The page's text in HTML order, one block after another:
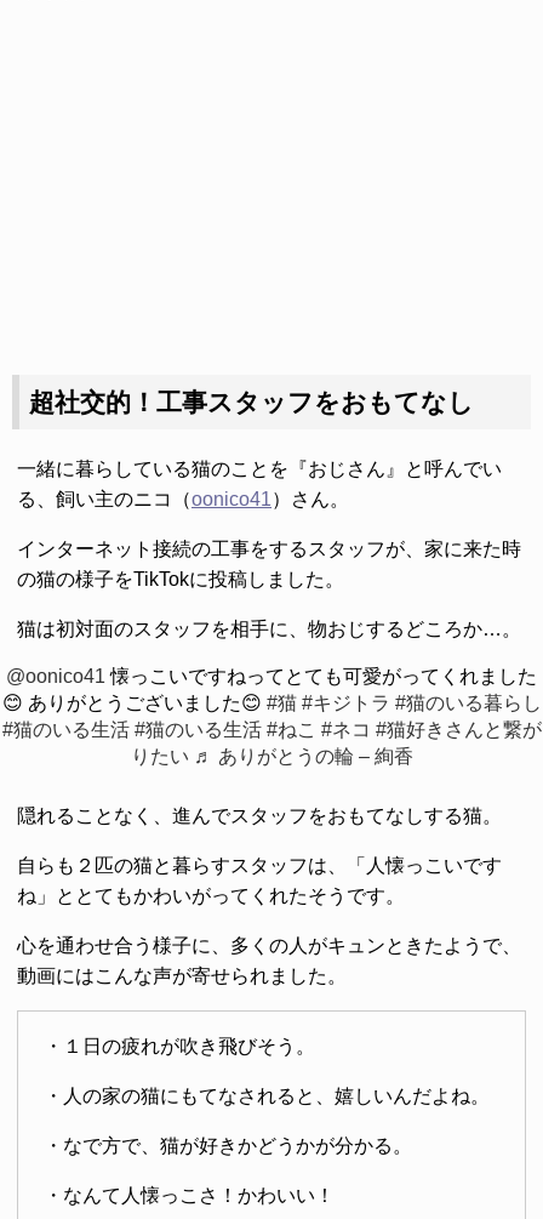
超社交的！工事スタッフをおもてなし
一緒に暮らしている猫のことを『おじさん』と呼んでい
る、飼い主のニコ（oonico41）さん。
インターネット接続の工事をするスタッフが、家に来た時
の猫の様子をTikTokに投稿しました。
猫は初対面のスタッフを相手に、物おじするどころか…。
@oonico41 懐っこいですねってとても可愛がってくれました
😊 ありがとうございました😊 #猫 #キジトラ #猫のいる暮らし
#猫のいる生活 #猫のいる生活 #ねこ #ネコ #猫好きさんと繋が
りたい ♬ ありがとうの輪 – 絢香
隠れることなく、進んでスタッフをおもてなしする猫。
自らも２匹の猫と暮らすスタッフは、「人懐っこいです
ね」ととてもかわいがってくれたそうです。
心を通わせ合う様子に、多くの人がキュンときたようで、
動画にはこんな声が寄せられました。
・１日の疲れが吹き飛びそう。
・人の家の猫にもてなされると、嬉しいんだよね。
・なで方で、猫が好きかどうかが分かる。
・なんて人懐っこさ！かわいい！